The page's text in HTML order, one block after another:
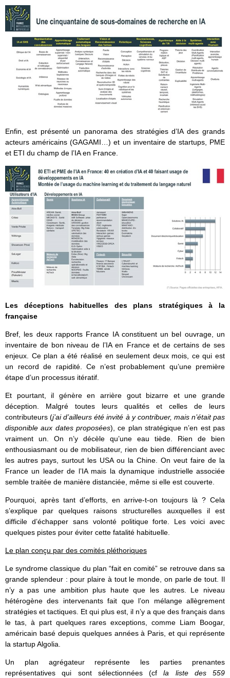
Enfin, est présenté un panorama des stratégies d’IA des grands
acteurs américains (GAGAMI…) et un inventaire de startups, PME
et ETI du champ de l’IA en France.
Les déceptions habituelles des plans stratégiques à la
française
Bref, les deux rapports France IA constituent un bel ouvrage, un
inventaire de bon niveau de l’IA en France et de certains de ses
enjeux. Ce plan a été réalisé en seulement deux mois, ce qui est
un record de rapidité. Ce n’est probablement qu’une première
étape d’un processus itératif.
Et pourtant, il génère en arrière gout bizarre et une grande
déception. Malgré toutes leurs qualités et celles de leurs
contributeurs (j’ai d’ailleurs été invité à y contribuer, mais n’était pas
disponible aux dates proposées), ce plan stratégique n’en est pas
vraiment un. On n’y décèle qu’une eau tiède. Rien de bien
enthousiasmant ou de mobilisateur, rien de bien différenciant avec
les autres pays, surtout les USA ou la Chine. On veut faire de la
France un leader de l’IA mais la dynamique industrielle associée
semble traitée de manière distanciée, même si elle est couverte.
Pourquoi, après tant d’efforts, en arrive-t-on toujours là ? Cela
s’explique par quelques raisons structurelles auxquelles il est
difficile d’échapper sans volonté politique forte. Les voici avec
quelques pistes pour éviter cette fatalité habituelle.
Le plan conçu par des comités pléthoriques
Le syndrome classique du plan “fait en comité” se retrouve dans sa
grande splendeur : pour plaire à tout le monde, on parle de tout. Il
n’y a pas une ambition plus haute que les autres. Le niveau
hétérogène des intervenants fait que l’on mélange allègrement
stratégies et tactiques. Et qui plus est, il n’y a que des français dans
le tas, à part quelques rares exceptions, comme Liam Boogar,
américain basé depuis quelques années à Paris, et qui représente
la startup Algolia.
Un plan agrégateur représente les parties prenantes
représentatives qui sont sélectionnées (cfla liste des 559